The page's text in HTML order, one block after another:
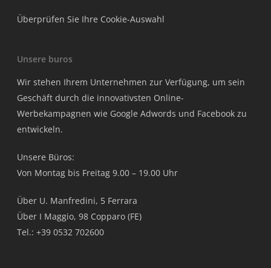
Überprüfen Sie Ihre Cookie-Auswahl
Unsere buros
Wir stehen Ihrem Unternehmen zur Verfügung, um sein
Geschäft durch die innovativsten Online-
Werbekampagnen wie Google Adwords und Facebook zu
entwickeln.
Unsere Büros:
Von Montag bis Freitag 9.00 – 19.00 Uhr
Über U. Manfredini, 5 Ferrara
Über I Maggio, 98 Copparo (FE)
Tel.: +39 0532 702600